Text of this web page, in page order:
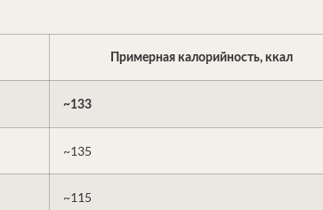
Примерная калорийность, ккал
~133
~135
~115